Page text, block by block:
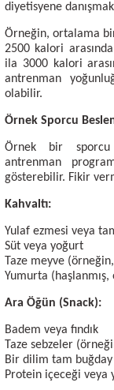
diyetisyene
Örneğin, ortalama
2500 kalori
ila 3000 kalori
antrenman
olabilir.
Örnek Sporcu
Örnek bir sporcu
antrenman
gösterebilir. Fikir
Kahvaltı:
Yulaf ezmesi veya
Süt veya yoğurt
Taze meyve
Yumurta (haşlanmış,
Ara Öğün (Snack):
Badem veya fındık
Taze sebzeler
Bir dilim tam
Protein içeceği veya